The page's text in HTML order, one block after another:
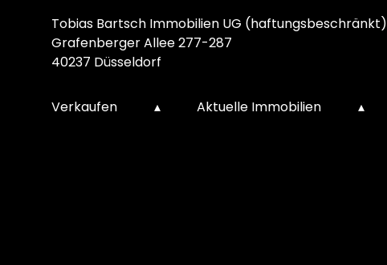
Tobias Bartsch Immobilien UG (haftungsbeschränkt)
Grafenberger Allee 277-287
40237 Düsseldorf
Verkaufen ▴ Aktuelle Immobilien ▴